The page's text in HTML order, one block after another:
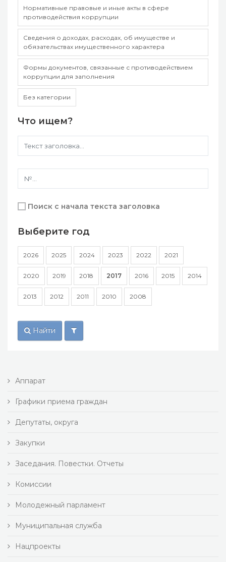
Нормативные правовые и иные акты в сфере
противодействия коррупции
Сведения о доходах, расходах, об имуществе и
обязательствах имущественного характера
Формы документов, связанные с противодействием
коррупции для заполнения
Без категории
Что ищем?
Поиск с начала текста заголовка
Выберите год
2026 2025 2024 2023 2022 2021
2020 2019 2018 2017 2016 2015 2014
2013 2012 2011 2010 2008
Найти
Аппарат
Графики приема граждан
Депутаты, округа
Закупки
Заседания. Повестки. Отчеты
Комиссии
Молодежный парламент
Муниципальная служба
Нацпроекты